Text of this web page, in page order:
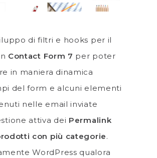
di filtri e hooks per il
Contact Form 7 per poter
in maniera dinamica
del form e alcuni elementi
nelle email inviate
attiva dei Permalink
con più categorie.
WordPress qualora